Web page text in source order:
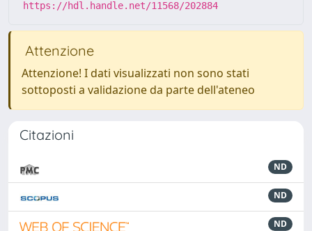
https://hdl.handle.net/11568/202884
Attenzione
Attenzione! I dati visualizzati non sono stati
sottoposti a validazione da parte dell'ateneo
Citazioni
ND
ND
ND